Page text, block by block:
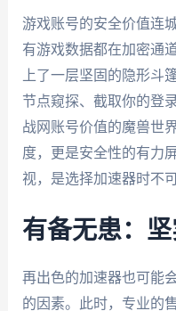
游戏账号的安全价值连
有游戏数据都在加密通
上了一层坚固的隐形斗
节点窥探、截取你的登
战网账号价值的魔兽世
度，更是安全性的有力
视，是选择加速器时不
有备无患：
再出色的加速器也可能
的因素。此时，专业的